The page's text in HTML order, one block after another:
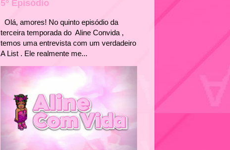
5° Episódio
Olá, amores! No quinto episódio da
terceira temporada do Aline Convida ,
temos uma entrevista com um verdadeiro
A List . Ele realmente me...